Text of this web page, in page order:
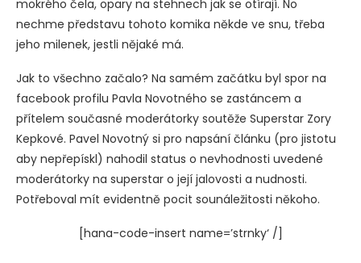
mokrého čela, opary na stehnech jak se otírají. No
nechme představu tohoto komika někde ve snu, třeba
jeho milenek, jestli nějaké má.
Jak to všechno začalo? Na samém začátku byl spor na
facebook profilu Pavla Novotného se zastáncem a
přítelem současné moderátorky soutěže Superstar Zory
Kepkové. Pavel Novotný si pro napsání článku (pro jistotu
aby nepřepískl) nahodil status o nevhodnosti uvedené
moderátorky na superstar o její jalovosti a nudnosti.
Potřeboval mít evidentně pocit sounáležitosti někoho.
[hana-code-insert name=’strnky‘ /]